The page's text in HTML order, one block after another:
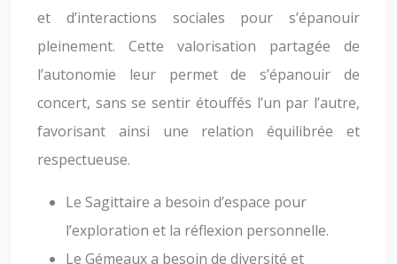
et d’interactions sociales pour s’épanouir
pleinement. Cette valorisation partagée de
l’autonomie leur permet de s’épanouir de
concert, sans se sentir étouffés l’un par l’autre,
favorisant ainsi une relation équilibrée et
respectueuse.
Le Sagittaire a besoin d’espace pour
l’exploration et la réflexion personnelle.
Le Gémeaux a besoin de diversité et